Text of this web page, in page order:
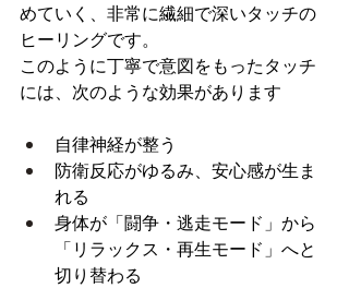
めていく、非常に繊細で深いタッチの
ヒーリングです。
このように丁寧で意図をもったタッチ
には、次のような効果があります
自律神経が整う
防衛反応がゆるみ、安心感が生ま
れる
身体が「闘争・逃走モード」から
「リラックス・再生モード」へと
切り替わる